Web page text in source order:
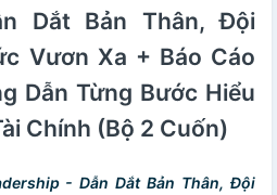
Dắt Bản Thân, Đội
Vươn Xa + Báo Cáo
Dẫn Từng Bước Hiểu
Chính (Bộ 2 Cuốn)
- Dẫn Dắt Bản Thân, Đội